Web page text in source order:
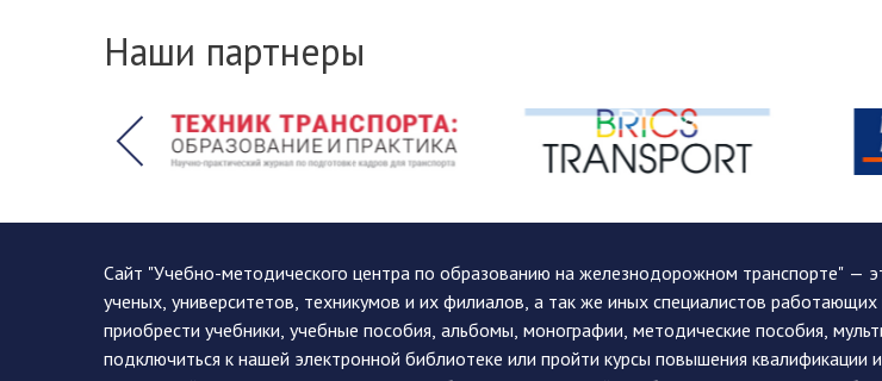
Наши партнеры
Сайт "Учебно-методического центра по образованию на железнодорожном транспорте" —
ученых, университетов, техникумов и их филиалов, а так же иных специалистов
приобрести учебники, учебные пособия, альбомы, монографии, методические пособия,
подключиться к нашей электронной библиотеке или пройти курсы повышения